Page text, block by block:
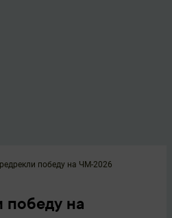
победу на ЧМ-2026
на